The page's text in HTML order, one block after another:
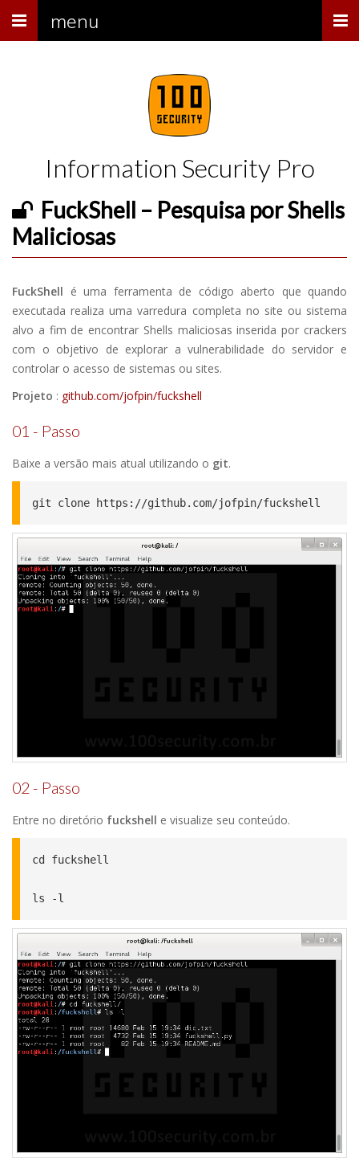
Menu menu
Information Security Pro
FuckShell – Pesquisa por Shells
Maliciosas
FuckShell é uma ferramenta de código aberto que quando
executada realiza uma varredura completa no site ou sistema
alvo a fim de encontrar Shells maliciosas inserida por crackers
com o objetivo de explorar a vulnerabilidade do servidor e
controlar o acesso de sistemas ou sites.
Projeto : github.com/jofpin/fuckshell
01 - Passo
Baixe a versão mais atual utilizando o git.
git clone https://github.com/jofpin/fuckshell
02 - Passo
Entre no diretório fuckshell e visualize seu conteúdo.
cd fuckshell
ls -l